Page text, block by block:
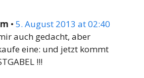
• 5. August 2013 at 02:40
auch gedacht, aber
eine: und jetzt kommt
!!!